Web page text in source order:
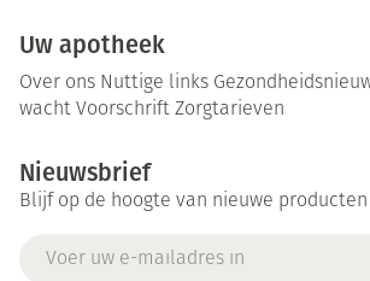
Uw apotheek
Over ons Nuttige links
wacht Voorschrift Zorgtarieven
Nieuwsbrief
Blijf op de hoogte van nieuwe